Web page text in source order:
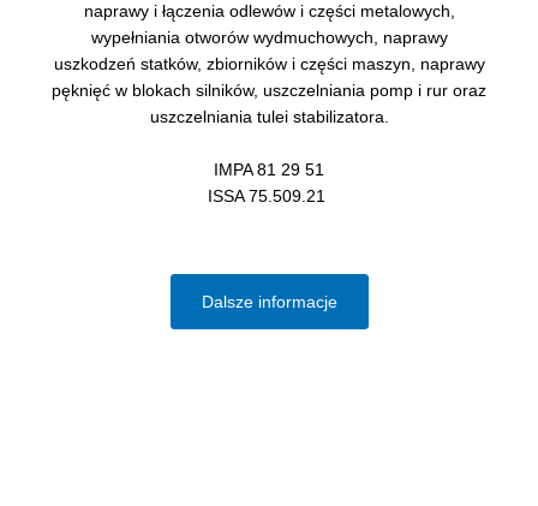
naprawy i łączenia odlewów i części metalowych,
wypełniania otworów wydmuchowych, naprawy
uszkodzeń statków, zbiorników i części maszyn, naprawy
pęknięć w blokach silników, uszczelniania pomp i rur oraz
uszczelniania tulei stabilizatora.
IMPA 81 29 51
ISSA 75.509.21
Dalsze informacje